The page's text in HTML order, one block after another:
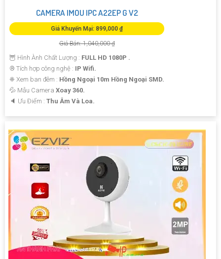
CAMERA IMOU IPC A22EP G V2
Giá Khuyến Mại: 899,000 ₫
Giá Bán: 1,040,000 ₫
🦉 Hình Ành Chất Lượng : FULL HD 1080P .
®️ Tích hợp công nghệ : IP Wifi.
❈ Xem ban đêm : Hồng Ngoại 10m Hồng Ngoại SMD.
💦 Mẫu Camera Xoay 360.
️🔈 Ưu Điểm : Thu Âm Và Loa.